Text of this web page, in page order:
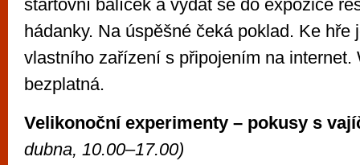
startovní balíček a vydat se do expozice
hádanky. Na úspěšné čeká poklad. Ke hře
vlastního zařízení s připojením na internet.
bezplatná.
Velikonoční experimenty – pokusy s
dubna, 10.00–17.00)